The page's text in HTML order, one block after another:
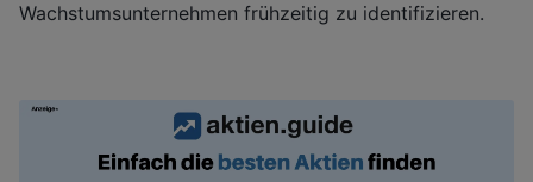
Wachstumsunternehmen frühzeitig zu identifizieren.